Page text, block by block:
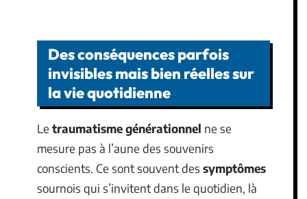
Des conséquences parfois
invisibles mais bien réelles sur
la vie quotidienne
Le traumatisme générationnel ne se
mesure pas à l’aune des souvenirs
conscients. Ce sont souvent des symptômes
sournois qui s’invitent dans le quotidien, là